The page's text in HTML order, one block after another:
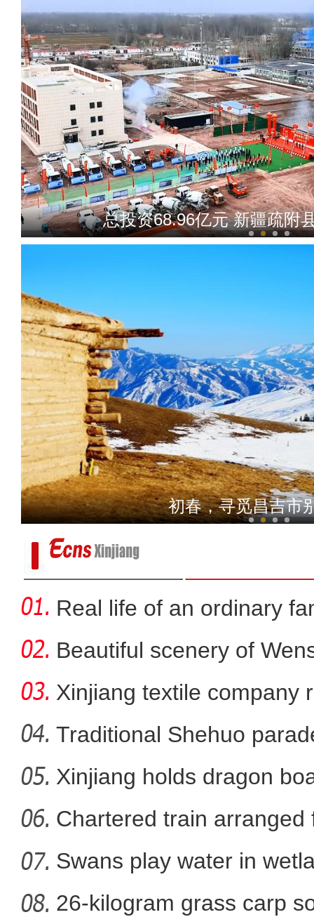
总投资68.96亿元 新疆疏附
成群高原盘羊现身新
新疆库尔勒：梨树
初春，寻觅昌吉市
Real life of an ordinary
Beautiful scenery of
in
Xinjiang textile company
wort
Traditional Shehuo
Xinjiang holds dragon
Chartered train
Swans play water in
26-kilogram grass carp